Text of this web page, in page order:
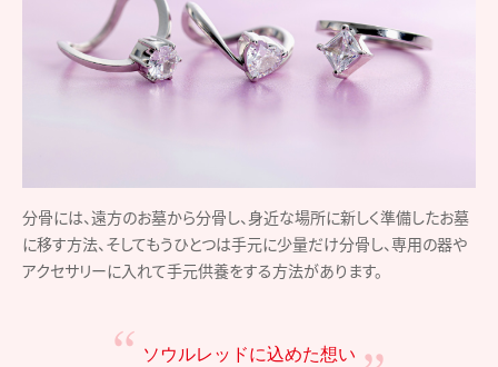
分骨には、遠方のお墓から分骨し、身近な場所に新しく準備したお墓
に移す方法、そしてもうひとつは手元に少量だけ分骨し、専用の器や
アクセサリーに入れて手元供養をする方法があります。
ソウルレッドに込めた想い